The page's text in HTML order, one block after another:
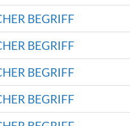
BEGRIFF
BEGRIFF
BEGRIFF
BEGRIFF